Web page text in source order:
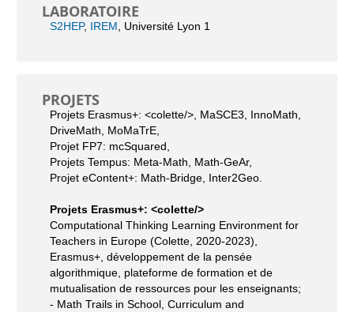
LABORATOIRE
S2HEP, IREM , Université Lyon 1
PROJETS
Projets Erasmus+: <colette/>, MaSCE3, InnoMath,
DriveMath, MoMaTrE,
Projet FP7: mcSquared,
Projets Tempus: Meta-Math, Math-GeAr,
Projet eContent+: Math-Bridge, Inter2Geo.
Projets Erasmus+: <colette/>
Computational Thinking Learning Environment for
Teachers in Europe (Colette, 2020-2023),
Erasmus+, développement de la pensée
algorithmique, plateforme de formation et de
mutualisation de ressources pour les enseignants;
- Math Trails in School, Curriculum and